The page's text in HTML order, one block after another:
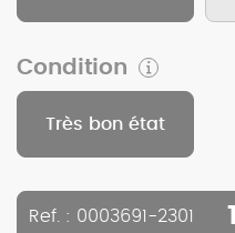
Condition
Très bon état
Ref. : 0003691-2301